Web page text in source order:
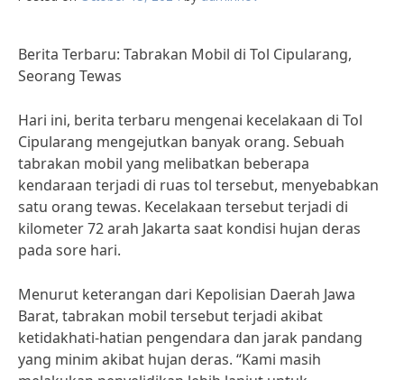
Berita Terbaru: Tabrakan Mobil di Tol Cipularang,
Seorang Tewas
Hari ini, berita terbaru mengenai kecelakaan di Tol
Cipularang mengejutkan banyak orang. Sebuah
tabrakan mobil yang melibatkan beberapa
kendaraan terjadi di ruas tol tersebut, menyebabkan
satu orang tewas. Kecelakaan tersebut terjadi di
kilometer 72 arah Jakarta saat kondisi hujan deras
pada sore hari.
Menurut keterangan dari Kepolisian Daerah Jawa
Barat, tabrakan mobil tersebut terjadi akibat
ketidakhati-hatian pengendara dan jarak pandang
yang minim akibat hujan deras. “Kami masih